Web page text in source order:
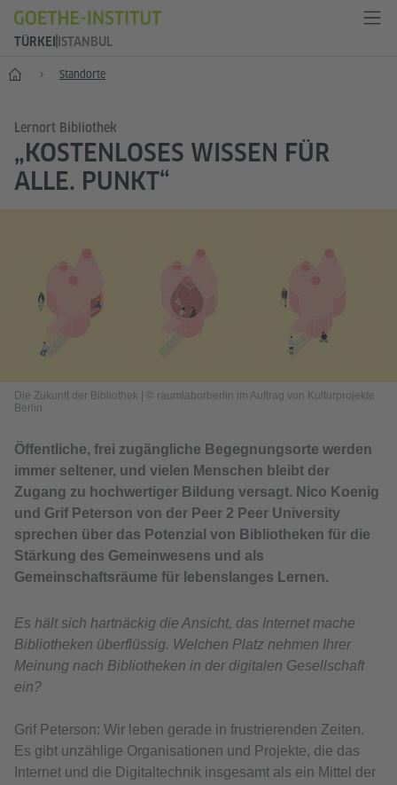
TÜRKEI ISTANBUL
Start Standorte
Lernort Bibliothek
„KOSTENLOSES WISSEN FÜR
ALLE. PUNKT“
Die Zukunft der Bibliothek
© raumlaborberlin im Auftrag von Kulturprojekte
Berlin
Öffentliche, frei zugängliche Begegnungsorte werden
immer seltener, und vielen Menschen bleibt der
Zugang zu hochwertiger Bildung versagt. Nico Koenig
und Grif Peterson von der Peer 2 Peer University
sprechen über das Potenzial von Bibliotheken für die
Stärkung des Gemeinwesens und als
Gemeinschaftsräume für lebenslanges Lernen.
Es hält sich hartnäckig die Ansicht, das Internet mache
Bibliotheken überflüssig. Welchen Platz nehmen Ihrer
Meinung nach Bibliotheken in der digitalen Gesellschaft
ein?
Grif Peterson: Wir leben gerade in frustrierenden Zeiten.
Es gibt unzählige Organisationen und Projekte, die das
Internet und die Digitaltechnik insgesamt als ein Mittel der